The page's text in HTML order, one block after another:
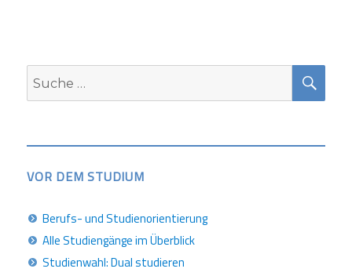
Suche
nach:
VOR DEM STUDIUM
Berufs- und Studienorientierung
Alle Studiengänge im Überblick
Studienwahl: Dual studieren